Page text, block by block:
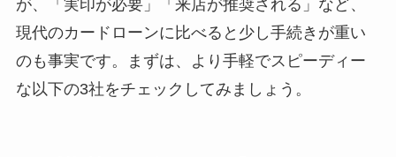
が、「実印が必要」「来店が推奨される」など、
現代のカードローンに比べると少し手続きが重い
のも事実です。まずは、より手軽でスピーディー
な以下の3社をチェックしてみましょう。